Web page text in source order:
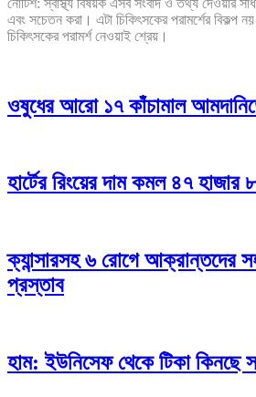
এবং সচেতন করা। এটা চিকিৎসকের পরামর্শের বিকল্প
চিকিৎসকের পরামর্শ নেওয়াই শ্রেয়।
ওষুধের আরো ১৭ কাঁচামাল
হার্টের রিংয়ের দাম কমল ৪৭ হাজার
ক্যান্সারসহ ৬ রোগে আক্রান্তদের
প্রস্তাব
হাম: ইউনিসেফ থেকে টিকা কিনছে